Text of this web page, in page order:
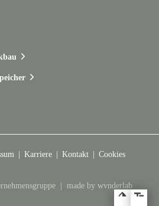
Zum Hauptmenü
Karriere Kontakt Cookies
| made by wvnderlab